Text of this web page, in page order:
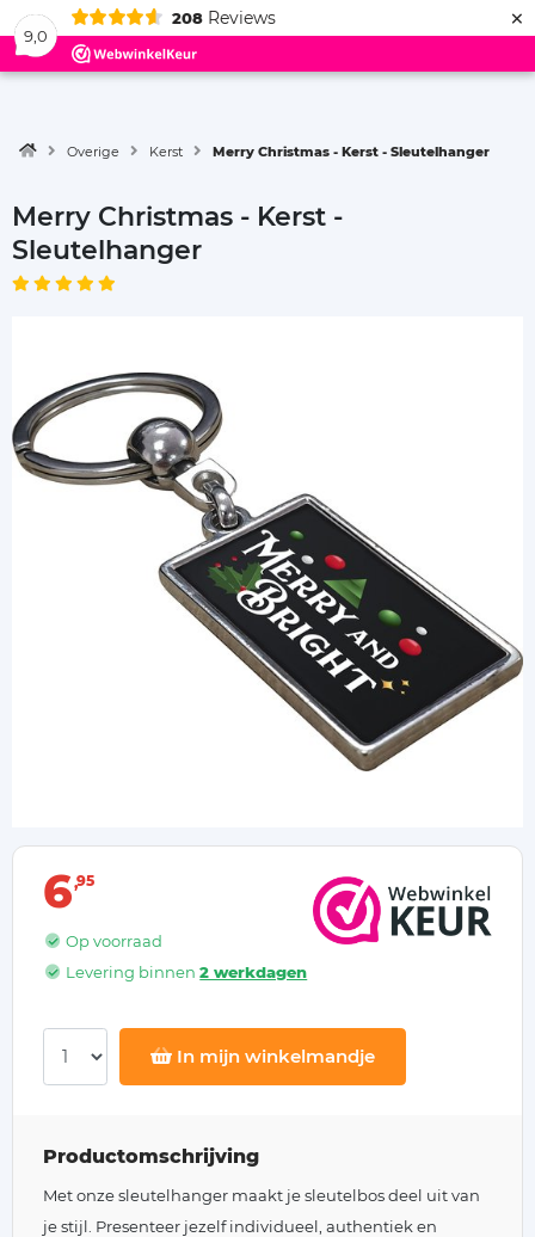
9,0
208 Reviews ×
Menu
Overige Kerst Merry Christmas - Kerst - Sleutelhanger
Merry Christmas - Kerst -
Sleutelhanger
6 95
Op voorraad
Levering binnen2 werkdagen
In mijn winkelmandje
Productomschrijving
Met onze sleutelhanger maakt je sleutelbos deel uit van
je stijl. Presenteer jezelf individueel, authentiek en